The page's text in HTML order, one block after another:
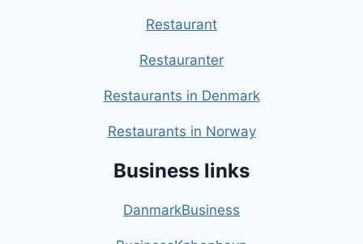
Restaurant
Restauranter
Restaurants in Denmark
Restaurants in Norway
Business links
DanmarkBusiness